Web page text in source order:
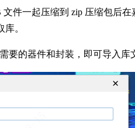
件一起压缩到 zip 压缩包后在
。
要的器件和封装，即可导入库